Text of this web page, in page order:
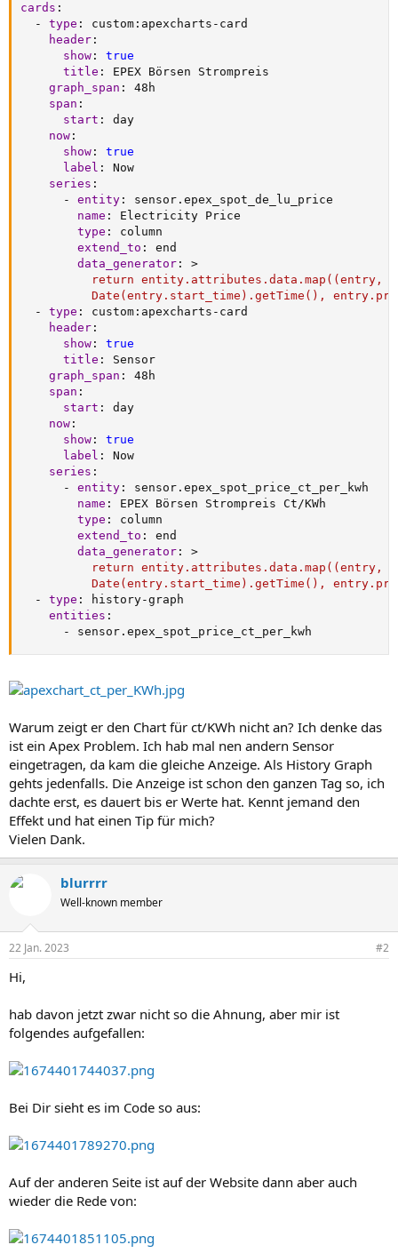
cards :
-
type : custom : apexcharts - card
header :
show :
true
title :
EPEX Börsen Strompreis
graph_span :
48h
span :
start :
day
now :
show :
true
label :
Now
series :
-
entity :
sensor.epex_spot_de_lu_price
name :
Electricity Price
type :
column
extend_to :
end
data_generator :
>
return entity.attributes.data.map((entry,
Date(entry.start_time).getTime(),
-
type : custom : apexcharts - card
header :
show :
true
title :
Sensor
graph_span :
48h
span :
start :
day
now :
show :
true
label :
Now
series :
-
entity :
sensor.epex_spot_price_ct_per_kwh
name :
EPEX Börsen Strompreis Ct/KWh
type :
column
extend_to :
end
data_generator :
>
return entity.attributes.data.map((entry,
Date(entry.start_time).getTime(),
-
type : history-graph
entities :
-
sensor.epex_spot_price_ct_per_kwh
Warum zeigt er den Chart für ct/KWh nicht an? Ich denke das
ist ein Apex Problem. Ich hab mal nen andern Sensor
eingetragen, da kam die gleiche Anzeige. Als History Graph
gehts jedenfalls. Die Anzeige ist schon den ganzen Tag so, ich
dachte erst, es dauert bis er Werte hat. Kennt jemand den
Effekt und hat einen Tip für mich?
Vielen Dank.
blurrrr
Well-known member
22 Jan. 2023 #2
Hi,
hab davon jetzt zwar nicht so die Ahnung, aber mir ist
folgendes aufgefallen:
Bei Dir sieht es im Code so aus:
Auf der anderen Seite ist auf der Website dann aber auch
wieder die Rede von: